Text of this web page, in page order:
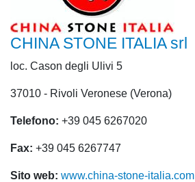
CHINA STONE ITALIA srl
loc. Cason degli Ulivi 5
37010 - Rivoli Veronese (Verona)
Telefono: +39 045 6267020
Fax: +39 045 6267747
Sito web: www.china-stone-italia.com